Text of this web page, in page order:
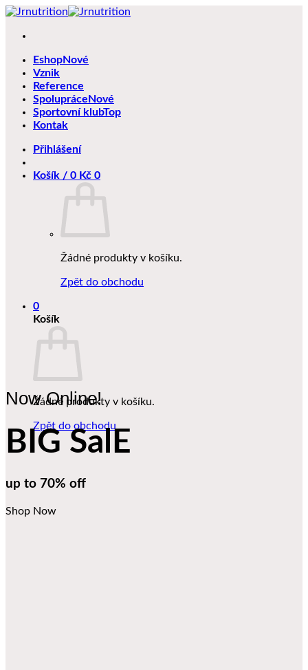
Přeskočit
obsah
Eshop
Vznik
Reference
Spolupráce
Sportovní klub
Kontak
Přihlášení
Košík / 0 Kč 0
Žádné produkty v košíku.
Zpět do obchodu
0
Košík
Žádné produkty v košíku.
Zpět do obchodu
Now Online!
BIG SalE
up to 70% off
Shop Now